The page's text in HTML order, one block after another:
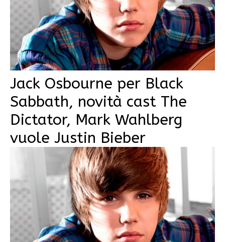
Jack Osbourne per Black
Sabbath, novità cast The
Dictator, Mark Wahlberg
vuole Justin Bieber